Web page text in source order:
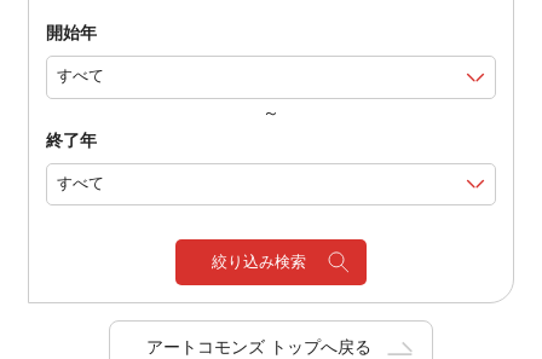
開始年
～
終了年
絞り込み検索
アートコモンズ トップへ戻る